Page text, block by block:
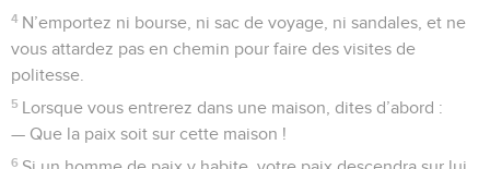
4 N’emportez ni bourse, ni sac de voyage, ni sandales, et ne
vous attardez pas en chemin pour faire des visites de
politesse.
5 Lorsque vous entrerez dans une maison, dites d’abord :
— Que la paix soit sur cette maison !
6